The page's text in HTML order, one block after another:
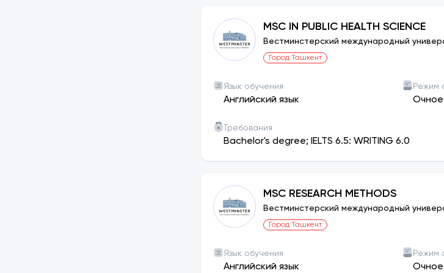
приглашаются на тест по математике на
Для студентов с самооплатой:
Студенты, включённые в
Dean’s List (в том числе
стимулирует лучшую учебу и социальную
стратегии социальной ответственности.
MSC IN PUBLIC HEALTH SCIENCE
Вестминстерский международный
Город Ташкент
Язык обучения
Английский язык
Режим
Очное
Требования
Bachelor's degree; IELTS 6.5: WRITING 6.0
MSC RESEARCH METHODS
Вестминстерский международный
Город Ташкент
Язык обучения
Английский язык
Режим
Очное